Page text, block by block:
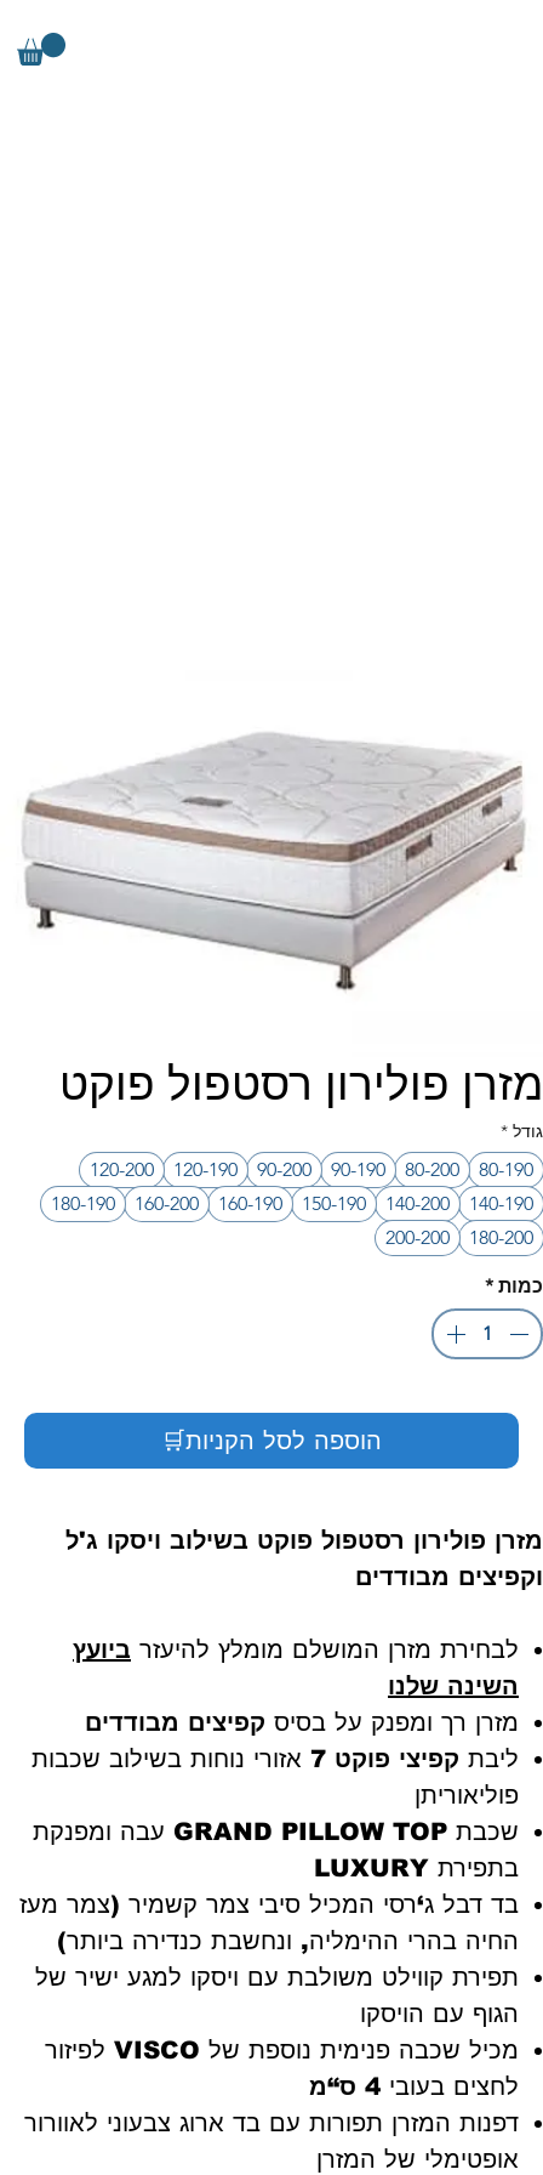
מזרן פולירון רסטפול פוקט
גודל *
80-190
80-200
90-190
90-200
120-190
120-200
140-190
140-200
150-190
160-190
160-200
180-190
180-200
200-200
כמות *
הוספה לסל הקניות🛒
מזרן פולירון רסטפול פוקט בשילוב ויסקו ג'ל
וקפיצים מבודדים
לבחירת מזרן המושלם מומלץ להיעזר ביועץ
השינה שלנו
מזרן רך ומפנק על בסיס קפיצים מבודדים
ליבת קפיצי פוקט
7 אזורי נוחות בשילוב שכבות
פוליאוריתן
שכבת GRAND PILLOW TOP עבה ומפנקת
בתפירת LUXURY
בד דבל ג‘רסי המכיל סיבי צמר קשמיר (צמר מעז
החיה בהרי ההימליה, ונחשבת כנדירה ביותר)
תפירת קווילט משולבת עם ויסקו למגע ישיר של
הגוף עם הויסקו
מכיל שכבה פנימית נוספת של VISCO לפיזור
לחצים בעובי 4 ס“מ
דפנות המזרן תפורות עם בד ארוג צבעוני לאוורור
אופטימלי של המזרן